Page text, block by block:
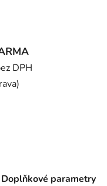
DPH
Doplňkové parametry